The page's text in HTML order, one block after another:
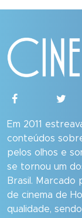
Em 2011
conteúdos
pelos olhos e
se tornou um
Brasil. Marcado
de cinema de
qualidade,